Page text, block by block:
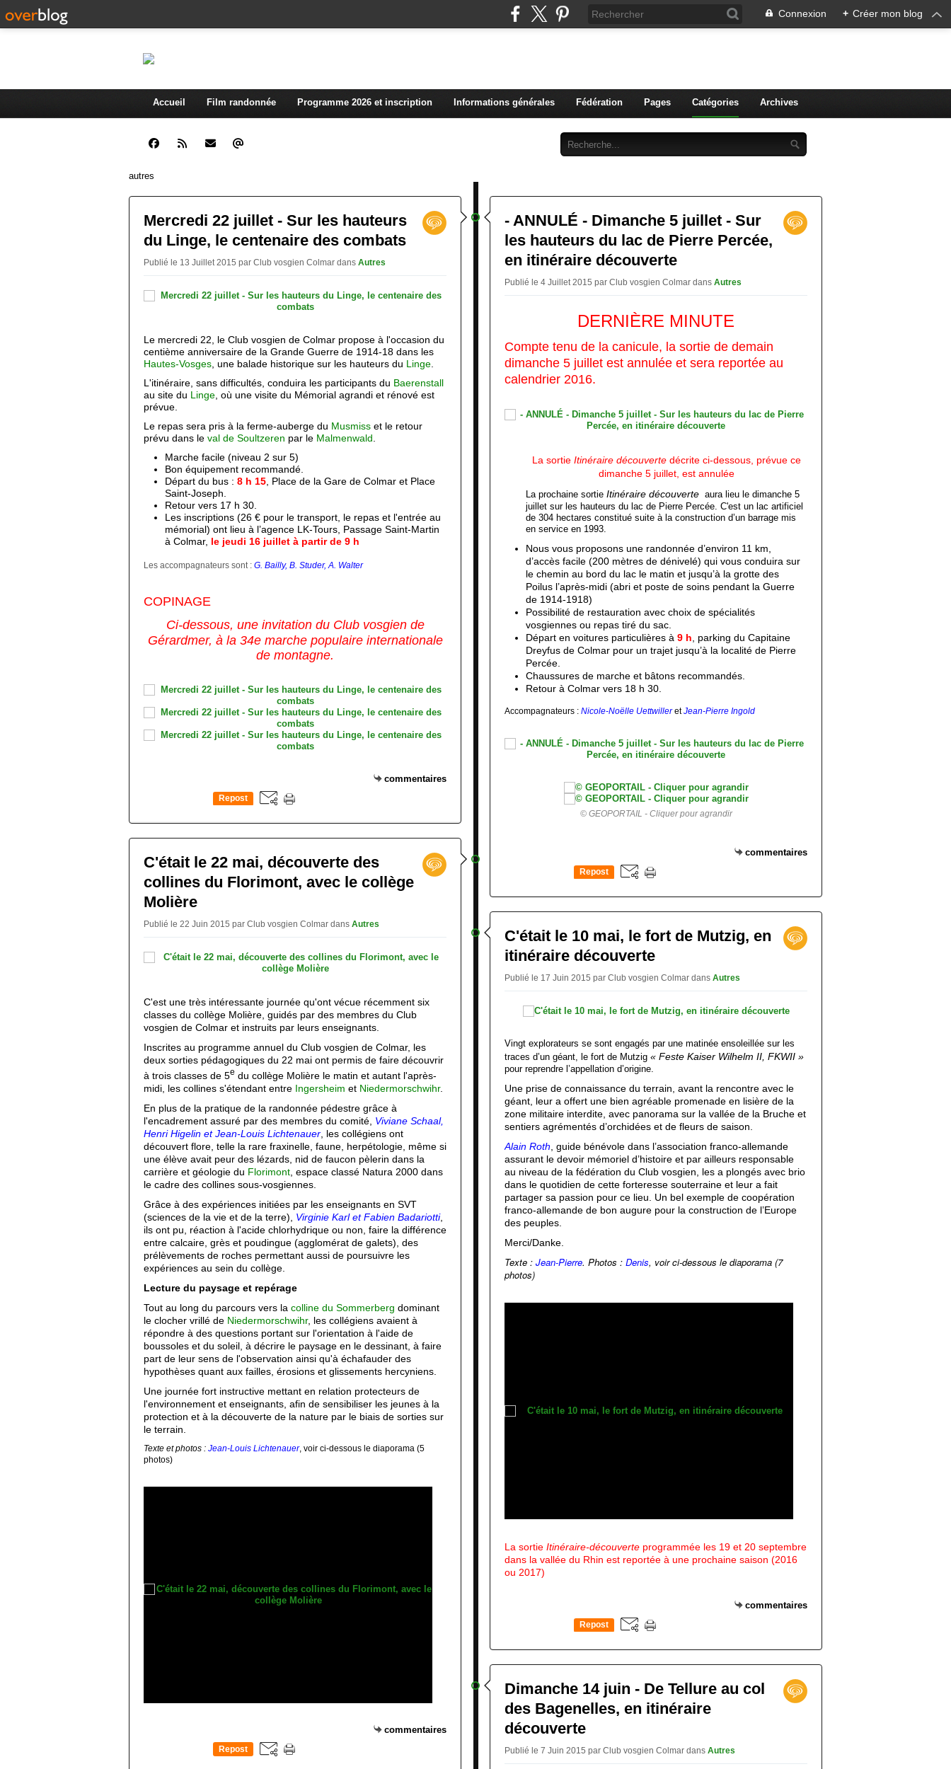
Connexion + Créer mon blog
Accueil Film randonnée Programme 2026 et inscription Informations générales Fédération Pages Catégories Archives
autres
Mercredi 22 juillet - Sur les hauteurs
du Linge, le centenaire des combats
Publié le 13 Juillet 2015 par Club vosgien Colmar dans Autres
Le mercredi 22, le Club vosgien de Colmar propose à l'occasion du
centième anniversaire de la Grande Guerre de 1914-18 dans les
Hautes-Vosges , une balade historique sur les hauteurs du Linge
L'itinéraire, sans difficultés, conduira les participants du Baerenstall
au site du Linge , où une visite du Mémorial agrandi et rénové est
prévue.
Le repas sera pris à la ferme-auberge du Musmiss et le retour
prévu dans le val de Soultzeren par le Malmenwald
Marche facile (niveau 2 sur 5)
Bon équipement recommandé.
Départ du bus : 8 h 15 , Place de la Gare de Colmar et Place
Saint-Joseph.
Retour vers 17 h 30.
Les inscriptions (26 € pour le transport, le repas et l'entrée au
mémorial) ont lieu à l’agence LK-Tours, Passage Saint-Martin
à Colmar, le jeudi 16 juillet à partir de 9 h
Les accompagnateurs sont : G. Bailly, B. Studer, A. Walter
COPINAGE
Ci-dessous, une invitation du Club vosgien de
Gérardmer, à la 34e marche populaire internationale
de montagne.
commentaires
Repost
C'était le 22 mai, découverte des
collines du Florimont, avec le collège
Molière
Publié le 22 Juin 2015 par Club vosgien Colmar dans Autres
C'est une très intéressante journée qu'ont vécue récemment six
classes du collège Molière, guidés par des membres du Club
vosgien de Colmar et instruits par leurs enseignants.
Inscrites au programme annuel du Club vosgien de Colmar, les
deux sorties pédagogiques du 22 mai ont permis de faire découvrir
à trois classes de 5e du collège Molière le matin et autant l'après-
midi, les collines s'étendant entre Ingersheim et Niedermorschwihr.
En plus de la pratique de la randonnée pédestre grâce à
l'encadrement assuré par des membres du comité, Viviane Schaal,
Henri Higelin et Jean-Louis Lichtenauer , les collégiens ont
découvert flore, telle la rare fraxinelle, faune, herpétologie, même si
une élève avait peur des lézards, nid de faucon pèlerin dans la
carrière et géologie du Florimont , espace classé Natura 2000 dans
le cadre des collines sous-vosgiennes.
Grâce à des expériences initiées par les enseignants en SVT
(sciences de la vie et de la terre), Virginie Karl et Fabien Badariotti,
ils ont pu, réaction à l'acide chlorhydrique ou non, faire la différence
entre calcaire, grès et poudingue (agglomérat de galets), des
prélèvements de roches permettant aussi de poursuivre les
expériences au sein du collège.
Lecture du paysage et repérage
Tout au long du parcours vers la colline du Sommerberg dominant
le clocher vrillé de Niedermorschwihr, les collégiens avaient à
répondre à des questions portant sur l'orientation à l'aide de
boussoles et du soleil, à décrire le paysage en le dessinant, à faire
part de leur sens de l'observation ainsi qu'à échafauder des
hypothèses quant aux failles, érosions et glissements hercyniens.
Une journée fort instructive mettant en relation protecteurs de
l'environnement et enseignants, afin de sensibiliser les jeunes à la
protection et à la découverte de la nature par le biais de sorties sur
le terrain.
Texte et photos : Jean-Louis Lichtenauer, voir ci-dessous le diaporama (5
photos)
commentaires
Repost
- ANNULÉ - Dimanche 5 juillet - Sur
les hauteurs du lac de Pierre Percée,
en itinéraire découverte
Publié le 4 Juillet 2015 par Club vosgien Colmar dans Autres
DERNIÈRE MINUTE
Compte tenu de la canicule, la sortie de demain
dimanche 5 juillet est annulée et sera reportée au
calendrier 2016.
La sortie Itinéraire découverte décrite ci-dessous, prévue ce
dimanche 5 juillet, est annulée
La prochaine sortie Itinéraire découverte aura lieu le dimanche 5
juillet sur les hauteurs du lac de Pierre Percée. C'est un lac artificiel
de 304 hectares constitué suite à la construction d’un barrage mis
en service en 1993.
Nous vous proposons une randonnée d’environ 11 km,
d’accès facile (200 mètres de dénivelé) qui vous conduira sur
le chemin au bord du lac le matin et jusqu’à la grotte des
Poilus l’après-midi (abri et poste de soins pendant la Guerre
de 1914-1918)
Possibilité de restauration avec choix de spécialités
vosgiennes ou repas tiré du sac.
Départ en voitures particulières à 9 h , parking du Capitaine
Dreyfus de Colmar pour un trajet jusqu’à la localité de Pierre
Percée.
Chaussures de marche et bâtons recommandés.
Retour à Colmar vers 18 h 30.
Accompagnateurs : Nicole-Noëlle UettwilleretJean-Pierre Ingold
© GEOPORTAIL - Cliquer pour agrandir
commentaires
Repost
C'était le 10 mai, le fort de Mutzig, en
itinéraire découverte
Publié le 17 Juin 2015 par Club vosgien Colmar dans Autres
Vingt explorateurs se sont engagés par une matinée ensoleillée sur les
traces d’un géant, le fort de Mutzig « Feste Kaiser Wilhelm II, FKWII »
pour reprendre l’appellation d’origine.
Une prise de connaissance du terrain, avant la rencontre avec le
géant, leur a offert une bien agréable promenade en lisière de la
zone militaire interdite, avec panorama sur la vallée de la Bruche et
sentiers agrémentés d’orchidées et de fleurs de saison.
Alain Roth , guide bénévole dans l’association franco-allemande
assurant le devoir mémoriel d’histoire et par ailleurs responsable
au niveau de la fédération du Club vosgien, les a plongés avec brio
dans le quotidien de cette forteresse souterraine et leur a fait
partager sa passion pour ce lieu. Un bel exemple de coopération
franco-allemande de bon augure pour la construction de l’Europe
des peuples.
Merci/Danke.
Texte : Jean-Pierre. Photos : Denis, voir ci-dessous le diaporama (7
photos)
La sortie Itinéraire-découverte programmée les 19 et 20 septembre
dans la vallée du Rhin est reportée à une prochaine saison (2016
ou 2017)
commentaires
Repost
Dimanche 14 juin - De Tellure au col
des Bagenelles, en itinéraire
découverte
Publié le 7 Juin 2015 par Club vosgien Colmar dans Autres